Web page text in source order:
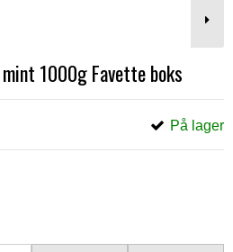
1000g Favette boks
På lager